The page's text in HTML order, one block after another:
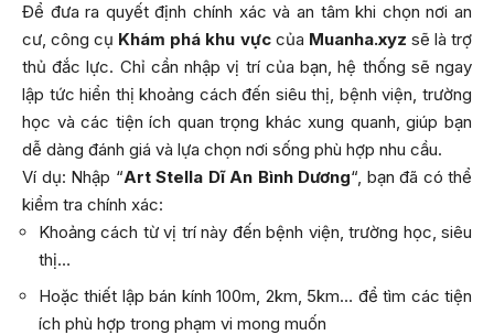
Để đưa ra quyết định chính xác và an tâm khi chọn nơi an
cư, công cụ Khám phá khu vựccủa Muanha.xyz sẽ là trợ
thủ đắc lực. Chỉ cần nhập vị trí của bạn, hệ thống sẽ ngay
lập tức hiển thị khoảng cách đến siêu thị, bệnh viện, trường
học và các tiện ích quan trọng khác xung quanh, giúp bạn
dễ dàng đánh giá và lựa chọn nơi sống phù hợp nhu cầu.
Ví dụ: Nhập “Art Stella Dĩ An Bình Dương“, bạn đã có thể
kiểm tra chính xác:
Khoảng cách từ vị trí này đến bệnh viện, trường học, siêu
thị…
Hoặc thiết lập bán kính 100m, 2km, 5km… để tìm các tiện
ích phù hợp trong phạm vi mong muốn